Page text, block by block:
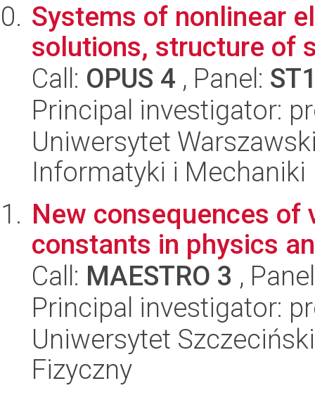
Systems of nonlinear
solutions, structure of
Call: OPUS 4 , Panel:
Principal investigator:
Uniwersytet
Informatyki i Mechaniki
New consequences
constants in physics
Call: MAESTRO 3 ,
Principal investigator:
Uniwersytet
Fizyczny